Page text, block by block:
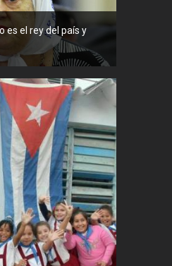
es el rey del país y